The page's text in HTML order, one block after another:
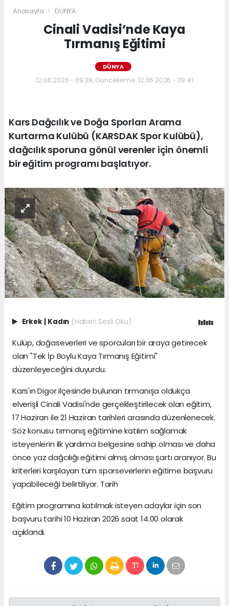
Anasayfa DÜNYA
Cinali Vadisi’nde Kaya
Tırmanış Eğitimi
DÜNYA
12.06.2026 - 09:39, Güncelleme: 12.06.2026 - 09:41
Kars Dağcılık ve Doğa Sporları Arama
Kurtarma Kulübü (KARSDAK Spor Kulübü),
dağcılık sporuna gönül verenler için önemli
bir eğitim programı başlatıyor.
Erkek | Kadın (Haberi Sesli Oku)
Kulüp, doğaseverleri ve sporcuları bir araya getirecek
olan "Tek İp Boylu Kaya Tırmanış Eğitimi"
düzenleyeceğini duyurdu.
Kars'ın Digor ilçesinde bulunan tırmanışa oldukça
elverişli Cinali Vadisi'nde gerçekleştirilecek olan eğitim,
17 Haziran ile 21 Haziran tarihleri arasında düzenlenecek.
Söz konusu tırmanış eğitimine katılım sağlamak
isteyenlerin ilk yardımcı belgesine sahip olması ve daha
önce yaz dağcılığı eğitimi almış olması şartı aranıyor. Bu
kriterleri karşılayan tüm sporseverlerin eğitime başvuru
yapabileceği belirtiliyor. Tarih
Eğitim programına katılmak isteyen adaylar için son
başvuru tarihi 10 Haziran 2026 saat 14.00 olarak
açıklandı.